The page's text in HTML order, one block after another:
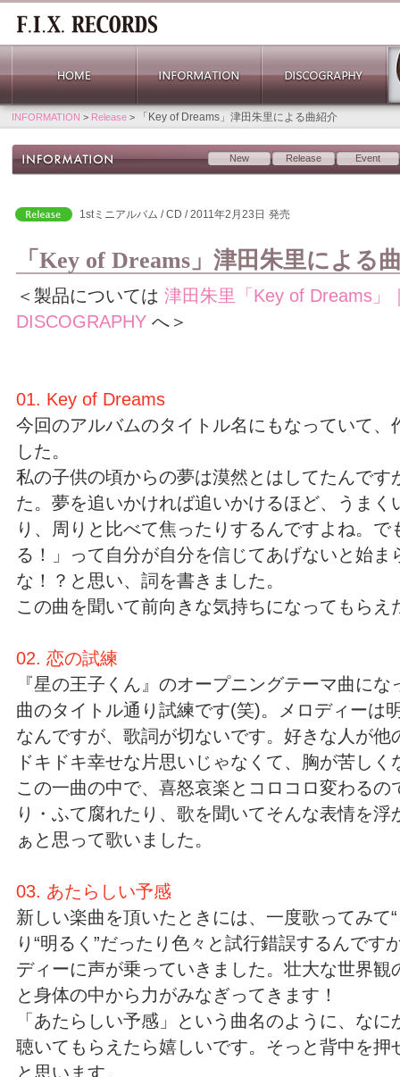
INFORMATION > Release > 「Key of Dreams」津田朱里による曲紹介
New Release Event
1stミニアルバム / CD / 2011年2月23日 発売
「Key of Dreams」津田朱里による
＜製品については 津田朱里「Key of Dreams」
DISCOGRAPHY へ＞
01. Key of Dreams
今回のアルバムのタイトル名にもなっていて、
した。
私の子供の頃からの夢は漠然とはしてたんです
た。夢を追いかければ追いかけるほど、うまく
り、周りと比べて焦ったりするんですよね。で
る！」って自分が自分を信じてあげないと始ま
な！？と思い、詞を書きました。
この曲を聞いて前向きな気持ちになってもらえ
02. 恋の試練
『星の王子くん』のオープニングテーマ曲にな
曲のタイトル通り試練です(笑)。メロディーは
なんですが、歌詞が切ないです。好きな人が他
ドキドキ幸せな片思いじゃなくて、胸が苦しく
この一曲の中で、喜怒哀楽とコロコロ変わるの
り・ふて腐れたり、歌を聞いてそんな表情を
ぁと思って歌いました。
03. あたらしい予感
新しい楽曲を頂いたときには、一度歌ってみて
り“明るく”だったり色々と試行錯誤するんです
ディーに声が乗っていきました。壮大な世界観
と身体の中から力がみなぎってきます！
「あたらしい予感」という曲名のように、な
聴いてもらえたら嬉しいです。そっと背中を押
と思います。